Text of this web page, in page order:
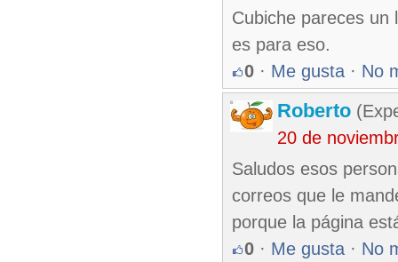
Cubiche pareces un
es para eso.
0 · Me gusta · No
Roberto
20 de
Saludos esos
correos que le
porque la página
0 · Me gusta · No